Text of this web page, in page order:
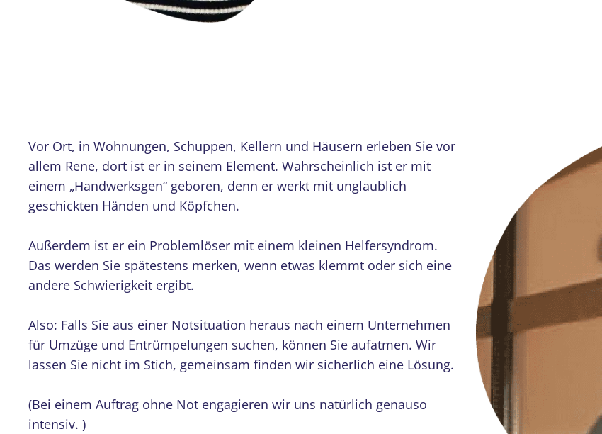
Vor Ort, in Wohnungen, Schuppen, Kellern und Häusern erleben Sie vor
allem Rene, dort ist er in seinem Element. Wahrscheinlich ist er mit
einem „Handwerksgen“ geboren, denn er werkt mit unglaublich
geschickten Händen und Köpfchen.
Außerdem ist er ein Problemlöser mit einem kleinen Helfersyndrom.
Das werden Sie spätestens merken, wenn etwas klemmt oder sich eine
andere Schwierigkeit ergibt.
Also: Falls Sie aus einer Notsituation heraus nach einem Unternehmen
für Umzüge und Entrümpelungen suchen, können Sie aufatmen. Wir
lassen Sie nicht im Stich, gemeinsam finden wir sicherlich eine Lösung.
(Bei einem Auftrag ohne Not engagieren wir uns natürlich genauso
intensiv. )